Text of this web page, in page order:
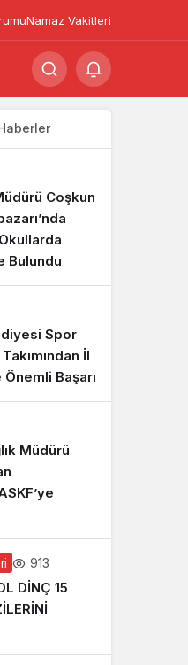
Namaz Vakitleri
Coşkun
Bulundu
Spor
İl
Başarı
Müdürü
913
DİNÇ 15